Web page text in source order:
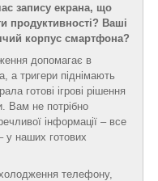
запису екрана, що
продуктивності? Ваші
корпус смартфона?
допомагає в
а тригери піднімають
готові ігрові рішення
Вам не потрібно
інформації – все
у наших готових
телефону,